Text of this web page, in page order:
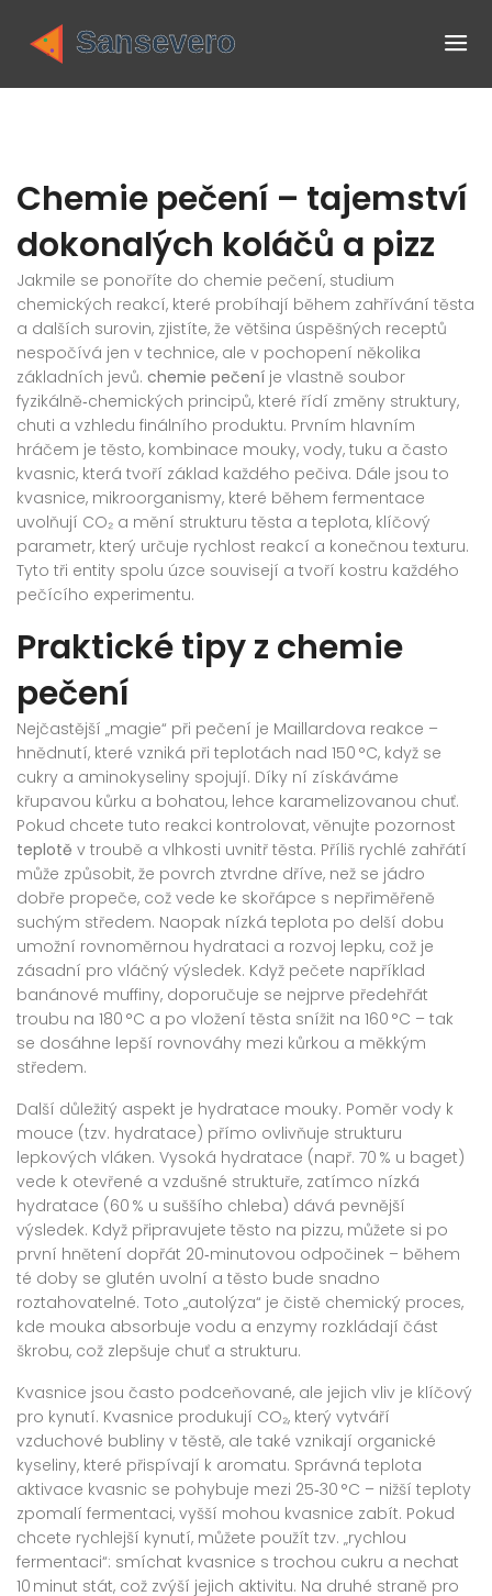
Chemie pečení – tajemství
dokonalých koláčů a pizz
Jakmile se ponoříte do chemie pečení, studium
chemických reakcí, které probíhají během zahřívání těsta
a dalších surovin, zjistíte, že většina úspěšných receptů
nespočívá jen v technice, ale v pochopení několika
základních jevů. chemie pečení je vlastně soubor
fyzikálně‑chemických principů, které řídí změny struktury,
chuti a vzhledu finálního produktu. Prvním hlavním
hráčem je těsto, kombinace mouky, vody, tuku a často
kvasnic, která tvoří základ každého pečiva. Dále jsou to
kvasnice, mikroorganismy, které během fermentace
uvolňují CO₂ a mění strukturu těsta a teplota, klíčový
parametr, který určuje rychlost reakcí a konečnou texturu.
Tyto tři entity spolu úzce souvisejí a tvoří kostru každého
pečícího experimentu.
Praktické tipy z chemie
pečení
Nejčastější „magie“ při pečení je Maillardova reakce –
hnědnutí, které vzniká při teplotách nad 150 °C, když se
cukry a aminokyseliny spojují. Díky ní získáváme
křupavou kůrku a bohatou, lehce karamelizovanou chuť.
Pokud chcete tuto reakci kontrolovat, věnujte pozornost
teplotě v troubě a vlhkosti uvnitř těsta. Příliš rychlé zahřátí
může způsobit, že povrch ztvrdne dříve, než se jádro
dobře propeče, což vede ke skořápce s nepřiměřeně
suchým středem. Naopak nízká teplota po delší dobu
umožní rovnoměrnou hydrataci a rozvoj lepku, což je
zásadní pro vláčný výsledek. Když pečete například
banánové muffiny, doporučuje se nejprve předehřát
troubu na 180 °C a po vložení těsta snížit na 160 °C – tak
se dosáhne lepší rovnováhy mezi kůrkou a měkkým
středem.
Další důležitý aspekt je hydratace mouky. Poměr vody k
mouce (tzv. hydratace) přímo ovlivňuje strukturu
lepkových vláken. Vysoká hydratace (např. 70 % u baget)
vede k otevřené a vzdušné struktuře, zatímco nízká
hydratace (60 % u suššího chleba) dává pevnější
výsledek. Když připravujete těsto na pizzu, můžete si po
první hnětení dopřát 20‑minutovou odpočinek – během
té doby se glutén uvolní a těsto bude snadno
roztahovatelné. Toto „autolýza“ je čistě chemický proces,
kde mouka absorbuje vodu a enzymy rozkládají část
škrobu, což zlepšuje chuť a strukturu.
Kvasnice jsou často podceňované, ale jejich vliv je klíčový
pro kynutí. Kvasnice produkují CO₂, který vytváří
vzduchové bubliny v těstě, ale také vznikají organické
kyseliny, které přispívají k aromatu. Správná teplota
aktivace kvasnic se pohybuje mezi 25‑30 °C – nižší teploty
zpomalí fermentaci, vyšší mohou kvasnice zabít. Pokud
chcete rychlejší kynutí, můžete použít tzv. „rychlou
fermentaci“: smíchat kvasnice s trochou cukru a nechat
10 minut stát, což zvýší jejich aktivitu. Na druhé straně pro